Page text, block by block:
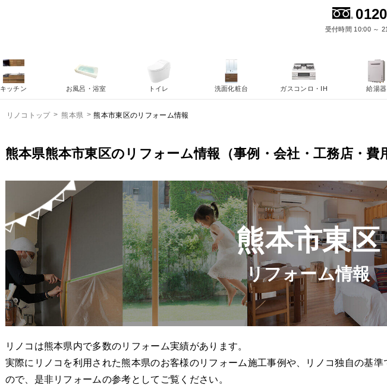
受付時間 10:00 ～
リノコトップ 熊本県 熊本市東区のリフォーム情報
熊本県熊本市東区のリフォーム情報（事例・会社・工務店・費
熊本市東区
リフォーム情報
リノコは熊本県内で多数のリフォーム実績があります。
実際にリノコを利用された熊本県のお客様のリフォーム施工事例や、リノコ独自の基
ので、是非リフォームの参考としてご覧ください。
キッチン お風呂・浴室 トイレ 洗面化粧台 ガスコンロ・IH 給湯器